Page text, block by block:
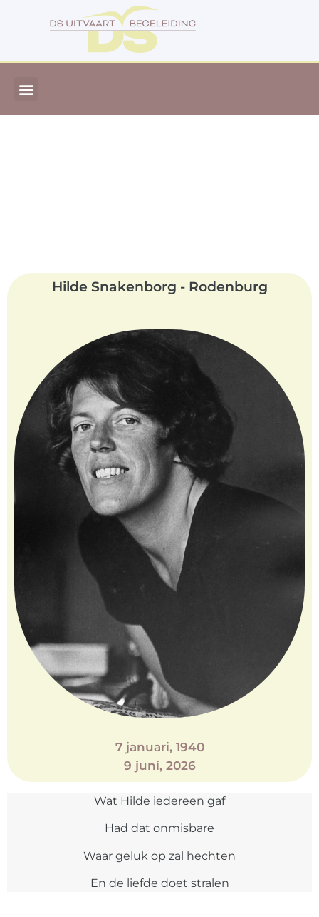
Hilde Snakenborg - Rodenburg
7 januari, 1940
9 juni, 2026
Wat Hilde iedereen gaf
Had dat onmisbare
Waar geluk op zal hechten
En de liefde doet stralen